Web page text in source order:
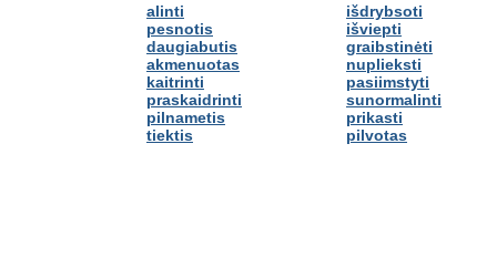
alinti
pesnotis
daugiabutis
akmenuotas
kaitrinti
praskaidrinti
pilnametis
tiektis
išdrybsoti
išviepti
graibstinėti
nuplieksti
pasiimstyti
sunormalinti
prikasti
pilvotas